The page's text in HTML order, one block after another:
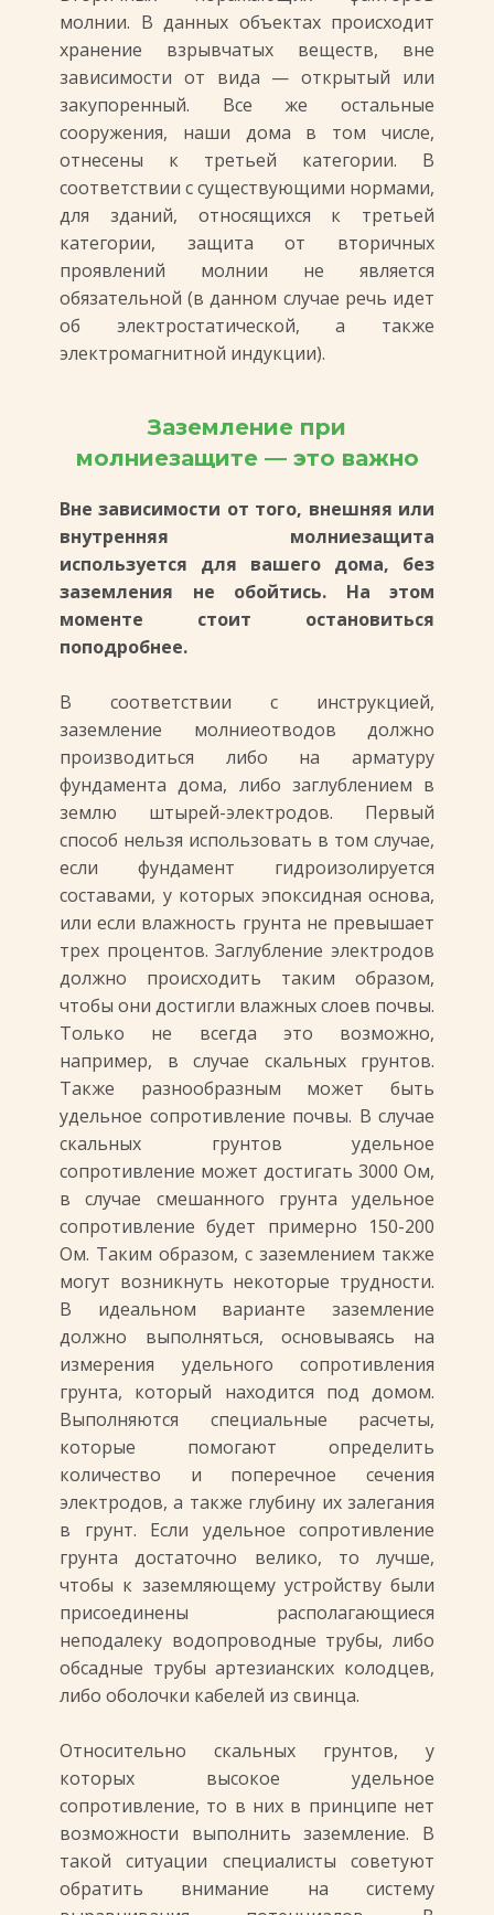
молнии. В данных объектах происходит
хранение взрывчатых веществ, вне
зависимости от вида — открытый или
закупоренный. Все же остальные
сооружения, наши дома в том числе,
отнесены к третьей категории. В
соответствии с существующими нормами,
для зданий, относящихся к третьей
категории, защита от вторичных
проявлений молнии не является
обязательной (в данном случае речь идет
об электростатической, а также
электромагнитной индукции).
Заземление при
молниезащите — это важно
Вне зависимости от того, внешняя или
внутренняя молниезащита
используется для вашего дома, без
заземления не обойтись. На этом
моменте стоит остановиться
поподробнее.
В соответствии с инструкцией,
заземление молниеотводов должно
производиться либо на арматуру
фундамента дома, либо заглублением в
землю штырей-электродов. Первый
способ нельзя использовать в том случае,
если фундамент гидроизолируется
составами, у которых эпоксидная основа,
или если влажность грунта не превышает
трех процентов. Заглубление электродов
должно происходить таким образом,
чтобы они достигли влажных слоев почвы.
Только не всегда это возможно,
например, в случае скальных грунтов.
Также разнообразным может быть
удельное сопротивление почвы. В случае
скальных грунтов удельное
сопротивление может достигать 3000 Ом,
в случае смешанного грунта удельное
сопротивление будет примерно 150-200
Ом. Таким образом, с заземлением также
могут возникнуть некоторые трудности.
В идеальном варианте заземление
должно выполняться, основываясь на
измерения удельного сопротивления
грунта, который находится под домом.
Выполняются специальные расчеты,
которые помогают определить
количество и поперечное сечения
электродов, а также глубину их залегания
в грунт. Если удельное сопротивление
грунта достаточно велико, то лучше,
чтобы к заземляющему устройству были
присоединены располагающиеся
неподалеку водопроводные трубы, либо
обсадные трубы артезианских колодцев,
либо оболочки кабелей из свинца.
Относительно скальных грунтов, у
которых высокое удельное
сопротивление, то в них в принципе нет
возможности выполнить заземление. В
такой ситуации специалисты советуют
обратить внимание на систему